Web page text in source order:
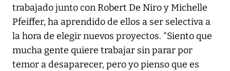
trabajado junto con Robert De Niro y Michelle
Pfeiffer, ha aprendido de ellos a ser selectiva a
la hora de elegir nuevos proyectos. "Siento que
mucha gente quiere trabajar sin parar por
temor a desaparecer, pero yo pienso que es